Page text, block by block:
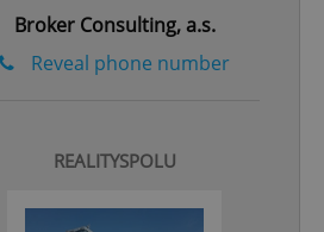
Broker Consulting, a.s.
Reveal phone number
REALITYSPOLU